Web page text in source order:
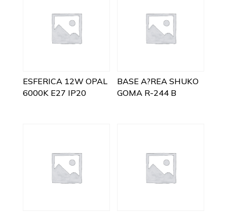
ESFERICA 12W OPAL
6000K E27 IP20
BASE A?REA SHUKO
GOMA R-244 B